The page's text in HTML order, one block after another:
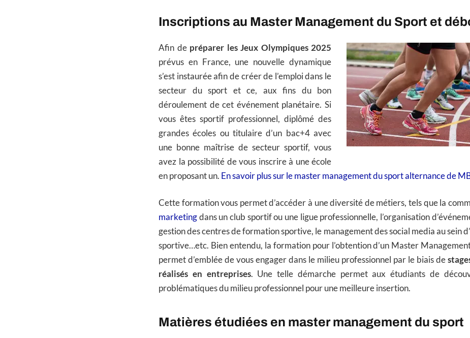
Inscriptions au Master Management du Sport et
Afin de préparer les Jeux Olympiques 2025
prévus en France, une nouvelle dynamique
s’est instaurée afin de créer de l’emploi dans le
secteur du sport et ce, aux fins du bon
déroulement de cet événement planétaire. Si
vous êtes sportif professionnel, diplômé des
grandes écoles ou titulaire d’un bac+4 avec
une bonne maîtrise de secteur sportif, vous
avez la possibilité de vous inscrire à une école
en proposant un. En savoir plus sur le master management du sport alternance de
Cette formation vous permet d’accéder à une diversité de métiers, tels que la
marketing dans un club sportif ou une ligue professionnelle, l’organisation
gestion des centres de formation sportive, le management des social media au sein
sportive…etc. Bien entendu, la formation pour l’obtention d’un Master
permet d’emblée de vous engager dans le milieu professionnel par le biais de
réalisés en entreprises. Une telle démarche permet aux étudiants de
problématiques du milieu professionnel pour une meilleure insertion.
Matières étudiées en master management du sport